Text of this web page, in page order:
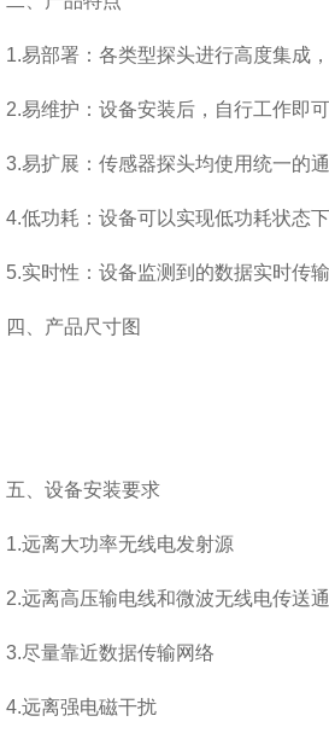
1.易部署：各类型探头进行高度集成
2.易维护：设备安装后，自行工作即
3.易扩展：传感器探头均使用统一的
4.低功耗：设备可以实现低功耗状态
5.实时性：设备监测到的数据实时传
四、产品尺寸图
五、设备安装要求
1.远离大功率无线电发射源
2.远离高压输电线和微波无线电传送
3.尽量靠近数据传输网络
4.远离强电磁干扰